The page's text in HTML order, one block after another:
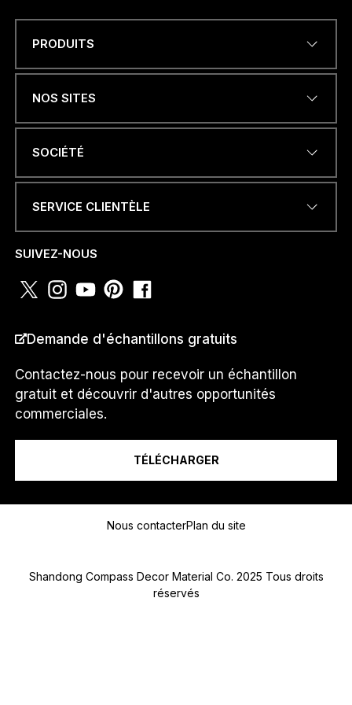
ADRESSE ÉLECTRONIQUE
D
E
L
C
O
N
Q
U
E
D
E
Je suis un...
PRODUITS
NOS SITES
SOCIÉTÉ
SERVICE CLIENTÈLE
SUIVEZ-NOUS
Demande d'échantillons gratuits
Contactez-nous pour recevoir un échantillon
gratuit et découvrir d'autres opportunités
commerciales.
TÉLÉCHARGER
Nous contacterPlan du site
Shandong Compass Decor Material Co. 2025 Tous droits
réservés